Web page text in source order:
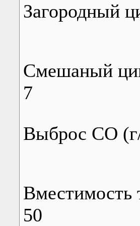
Загородный
Смешаный
7
Выброс СО
Вместимость
50